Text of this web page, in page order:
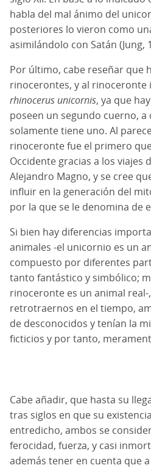
habla del mal ánimo del
posteriores lo vieron como
asimilándolo con Satán (Jung,
Por último, cabe reseñar que
rinocerontes, y al rinoceronte
rhinocerus unicornis, ya que
poseen un segundo cuerno,
solamente tiene uno. Al
rinoceronte fue el primero
Occidente gracias a los viajes
Alejandro Magno, y se cree
influir en la generación del
por la que se le denomina de
Si bien hay diferencias
animales -el unicornio es un
compuesto por diferentes
tanto fantástico y simbólico;
rinoceronte es un animal
retrotraernos en el tiempo,
de desconocidos y tenían la
ficticios y por tanto,
Cabe añadir, que hasta su
tras siglos en que su
entredicho, ambos se
ferocidad, fuerza, y casi
además tener en cuenta que